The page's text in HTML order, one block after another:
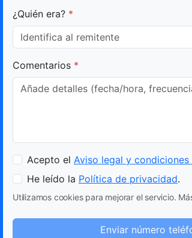
¿Quién era? *
Comentarios *
Acepto el Aviso legal y condiciones
He leído la Política de privacidad.
Utilizamos cookies para mejorar el servicio.
Enviar número